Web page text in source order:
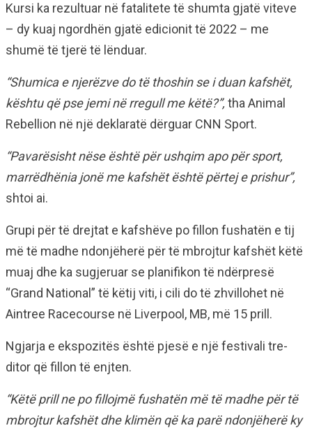
Kursi ka rezultuar në fatalitete të shumta gjatë viteve
– dy kuaj ngordhën gjatë edicionit të 2022 – me
shumë të tjerë të lënduar.
“Shumica e njerëzve do të thoshin se i duan kafshët,
kështu që pse jemi në rregull me këtë?”, tha Animal
Rebellion në një deklaratë dërguar CNN Sport.
“Pavarësisht nëse është për ushqim apo për sport,
marrëdhënia jonë me kafshët është përtej e prishur”,
shtoi ai.
Grupi për të drejtat e kafshëve po fillon fushatën e tij
më të madhe ndonjëherë për të mbrojtur kafshët këtë
muaj dhe ka sugjeruar se planifikon të ndërpresë
“Grand National” të këtij viti, i cili do të zhvillohet në
Aintree Racecourse në Liverpool, MB, më 15 prill.
Ngjarja e ekspozitës është pjesë e një festivali tre-
ditor që fillon të enjten.
“Këtë prill ne po fillojmë fushatën më të madhe për të
mbrojtur kafshët dhe klimën që ka parë ndonjëherë ky